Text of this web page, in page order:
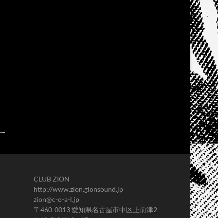
CLUB ZION
http://www.zion.gionsound.jp
zion@c-o-a-l.jp
〒460-0013 愛知県名古屋市中区上前津2-